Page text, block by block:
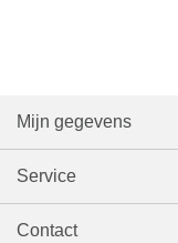
Mijn gegevens
Service
Contact